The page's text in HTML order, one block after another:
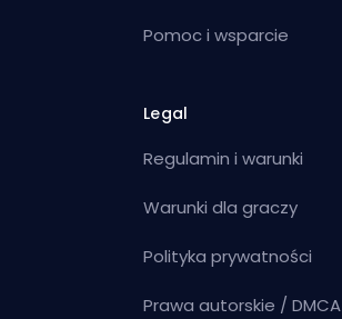
Pomoc i wsparcie
Legal
Regulamin i warunki
Warunki dla graczy
Polityka prywatności
Prawa autorskie / DMCA